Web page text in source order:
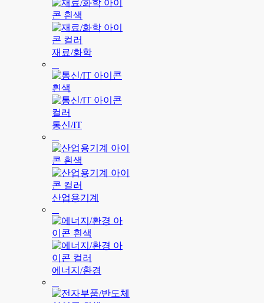
재료/화학
통신/IT
산업용기계
에너지/환경